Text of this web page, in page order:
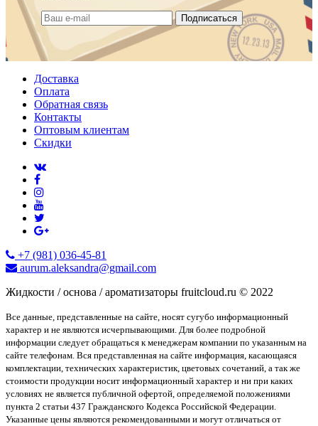
Подписаться
Доставка
Оплата
Обратная связь
Контакты
Оптовым клиентам
Скидки
+7 (981) 036-45-81
aurum.aleksandra@gmail.com
Жидкости / основа / ароматизаторы fruitcloud.ru © 2022
Все данные, представленные на сайте, носят сугубо информационный
характер и не являются исчерпывающими. Для более подробной
информации следует обращаться к менеджерам компании по указанным на
сайте телефонам. Вся представленная на сайте информация, касающаяся
комплектации, технических характеристик, цветовых сочетаний, а так же
стоимости продукции носит информационный характер и ни при каких
условиях не является публичной офертой, определяемой положениями
пункта 2 статьи 437 Гражданского Кодекса Российской Федерации.
Указанные цены являются рекомендованными и могут отличаться от